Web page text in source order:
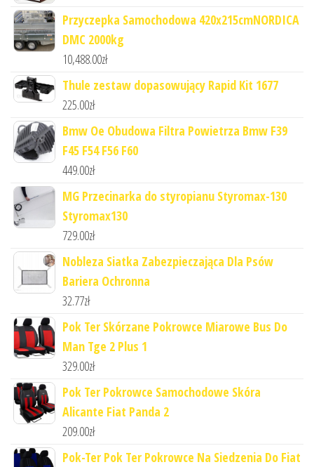
Przyczepka Samochodowa 420x215cmNORDICA
DMC 2000kg
10,488.00zł
Thule zestaw dopasowujący Rapid Kit 1677
225.00zł
Bmw Oe Obudowa Filtra Powietrza Bmw F39
F45 F54 F56 F60
449.00zł
MG Przecinarka do styropianu Styromax-130
Styromax130
729.00zł
Nobleza Siatka Zabezpieczająca Dla Psów
Bariera Ochronna
32.77zł
Pok Ter Skórzane Pokrowce Miarowe Bus Do
Man Tge 2 Plus 1
329.00zł
Pok Ter Pokrowce Samochodowe Skóra
Alicante Fiat Panda 2
209.00zł
Pok-Ter Pok Ter Pokrowce Na Siedzenia Do Fiat